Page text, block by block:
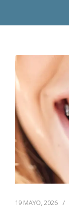
BLOG
CONTACTO
19 MAYO, 2026